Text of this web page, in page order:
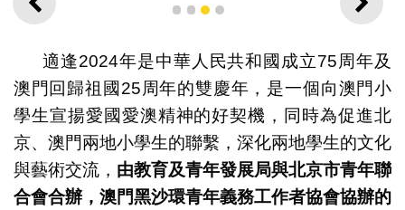
上一則 下一
1 2 3 4
適逢2024年是中華人民共和國成立75周年及
澳門回歸祖國25周年的雙慶年，是一個向澳門小
學生宣揚愛國愛澳精神的好契機，同時為促進北
京、澳門兩地小學生的聯繫，深化兩地學生的文化
與藝術交流， 由教育及青年發展局與北京市青年聯
合會合辦，澳門黑沙環青年義務工作者協會協辦的